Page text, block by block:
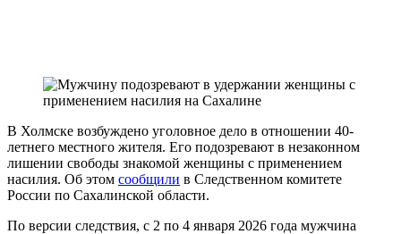
В Холмске возбуждено уголовное дело в отношении 40-
летнего местного жителя. Его подозревают в незаконном
лишении свободы знакомой женщины с применением
насилия. Об этом сообщили в Следственном комитете
России по Сахалинской области.
По версии следствия, с 2 по 4 января 2026 года мужчина